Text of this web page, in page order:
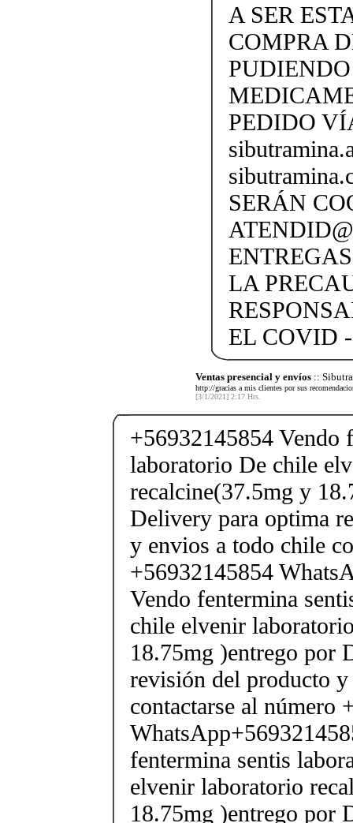
A SER
COMPRA
PEDIDO
SERÁN
LA
EL COVID
Ventas presencial y envíos ::
http://gracias a mis clientes por sus
[3/1/2021] 2:17 Hrs.
+56932145854 Vendo
laboratorio De chile
recalcine(37.5mg y
Delivery para optima
y envios a todo chile
+56932145854
Vendo fentermina
chile elvenir
18.75mg )entrego por
revisión del producto
contactarse al número
fentermina sentis
elvenir laboratorio
18.75mg )entrego por